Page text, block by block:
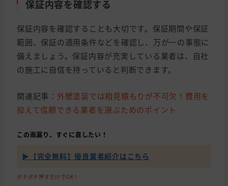
保証内容を確認する
保証内容を確認することも大切です。保証期間や保証
範囲、保証の適用条件などを確認し、万が一の事態に
備えましょう。保証内容が充実している業者は、自社
の施工に自信を持っていると判断できます。
関連記事： 外壁塗装では相見積もりが不可欠！費用を
抑えて信頼できる業者を選ぶためのポイント
この雨漏り、すぐに直したい！
▶【完全無料】優良業者紹介はこちら
ポチポチ押すだけでOK！